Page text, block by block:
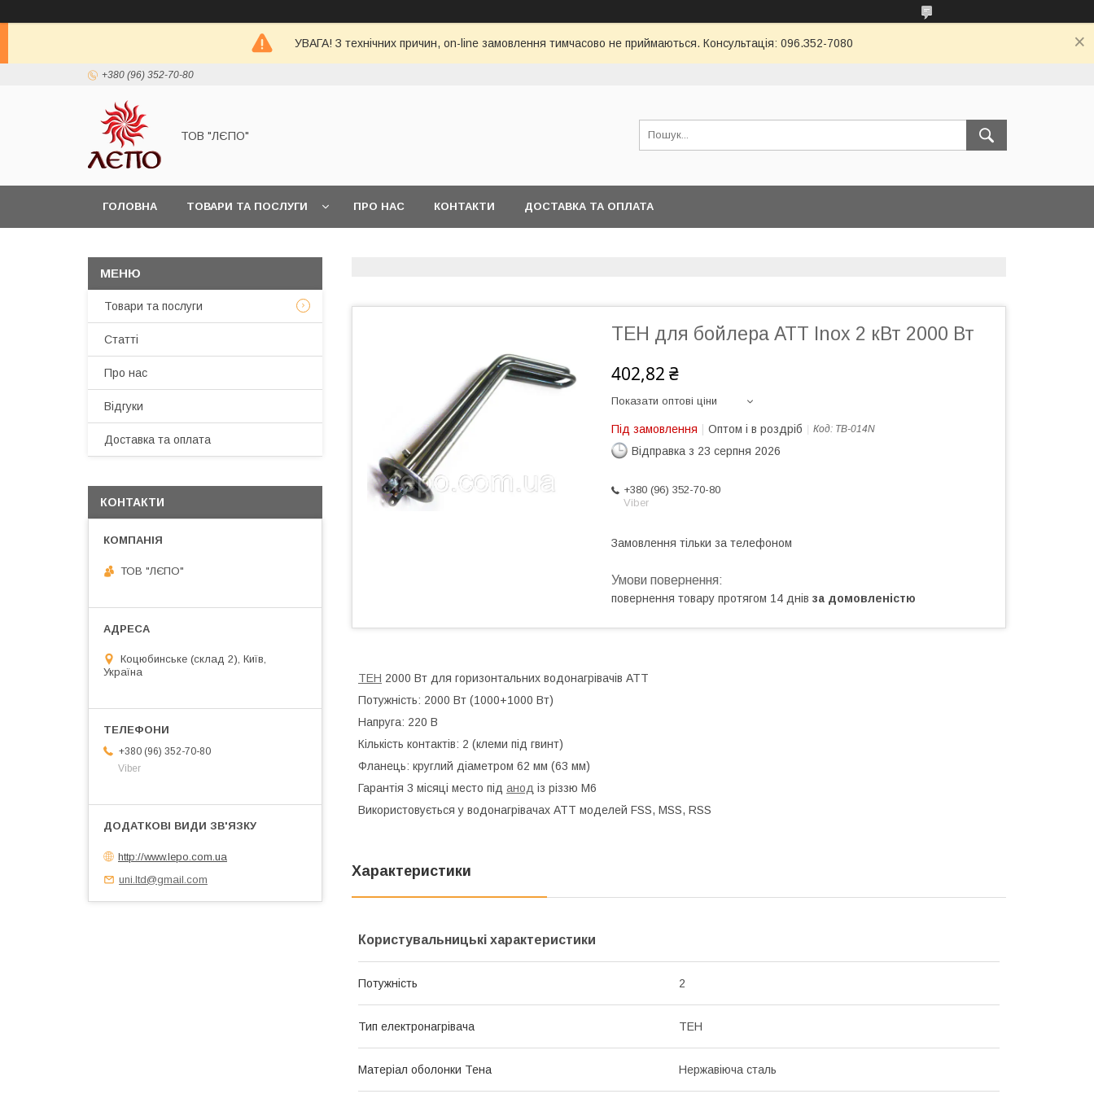
УВАГА! З технічних причин, on-line замовлення тимчасово не приймаються. Консультація: 096.З52-7080
+380 (96) 352-70-80
ТОВ "ЛЄПО"
ГОЛОВНА ТОВАРИ ТА ПОСЛУГИ ПРО НАС КОНТАКТИ ДОСТАВКА ТА ОПЛАТА
ТЕН для бойлера ATT Inox 2 кВт 2000 Вт
402,82 ₴
Показати оптові ціни
Під замовлення Оптом і в роздріб Код: TB-014N
Відправка з 23 серпня 2026
+380 (96) 352-70-80
Viber
Замовлення тільки за телефоном
повернення товару протягом 14 днів за домовленістю
ТЕН 2000 Вт для горизонтальних водонагрівачів ATT
Потужність: 2000 Вт (1000+1000 Вт)
Напруга: 220 В
Кількість контактів: 2 (клеми під гвинт)
Фланець: круглий діаметром 62 мм (63 мм)
Гарантія 3 місяці место під анод із різзю М6
Використовується у водонагрівачах ATT моделей FSS, MSS, RSS
Характеристики
Користувальницькі характеристики
Потужність 2
Тип електронагрівача ТЕН
Матеріал оболонки Тена Нержавіюча сталь
Товари та послуги
Статті
Про нас
Відгуки
Доставка та оплата
КОНТАКТИ
ТОВ "ЛЄПО"
Коцюбинське (склад 2), Київ,
Україна
+380 (96) 352-70-80
Viber
http://www.lepo.com.ua
uni.ltd@gmail.com